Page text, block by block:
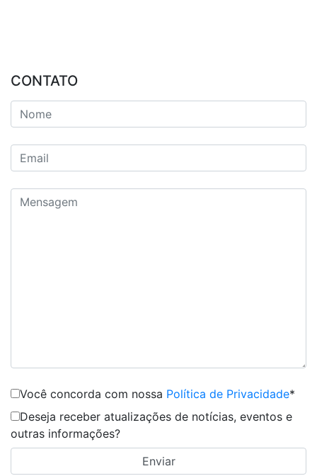
CONTATO
Você concorda com nossa Política de Privacidade*
Deseja receber atualizações de notícias, eventos e
outras informações?